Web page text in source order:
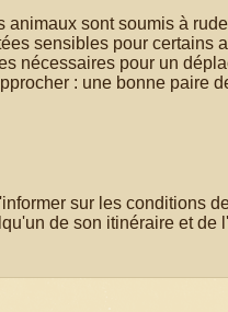
animaux sont soumis à
sensibles pour certains
nécessaires pour un
: une bonne paire
sur les conditions
de son itinéraire et de